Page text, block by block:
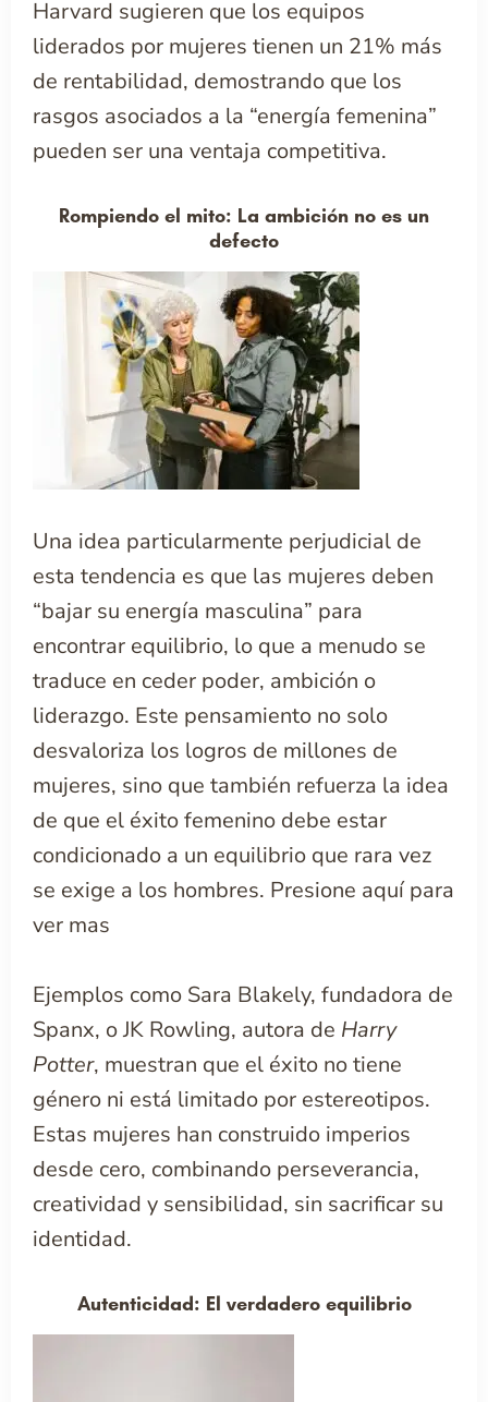
Harvard sugieren que los equipos
liderados por mujeres tienen un 21% más
de rentabilidad, demostrando que los
rasgos asociados a la “energía femenina”
pueden ser una ventaja competitiva.
Rompiendo el mito: La ambición no es un
defecto
Una idea particularmente perjudicial de
esta tendencia es que las mujeres deben
“bajar su energía masculina” para
encontrar equilibrio, lo que a menudo se
traduce en ceder poder, ambición o
liderazgo. Este pensamiento no solo
desvaloriza los logros de millones de
mujeres, sino que también refuerza la idea
de que el éxito femenino debe estar
condicionado a un equilibrio que rara vez
se exige a los hombres. Presione aquí para
ver mas
Ejemplos como Sara Blakely, fundadora de
Spanx, o JK Rowling, autora de Harry
Potter, muestran que el éxito no tiene
género ni está limitado por estereotipos.
Estas mujeres han construido imperios
desde cero, combinando perseverancia,
creatividad y sensibilidad, sin sacrificar su
identidad.
Autenticidad: El verdadero equilibrio